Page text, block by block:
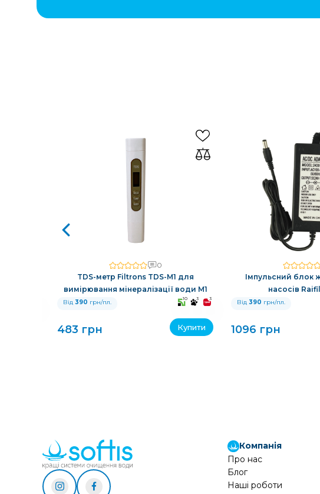
0
TDS-метр Filtrons TDS-M1 для
вимірювання мінералізації води M1
Від 390 грн/пл. 10 3 3
483 грн Купити
Імпульсний блок
насосів
Від 390 грн/пл.
1096 грн
Компанія
Про нас
Блог
Наші роботи